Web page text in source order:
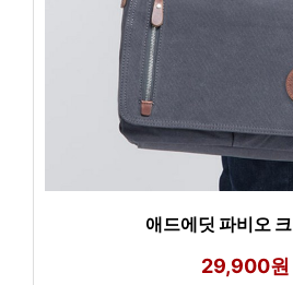
애드에딧 파비오
29,900원